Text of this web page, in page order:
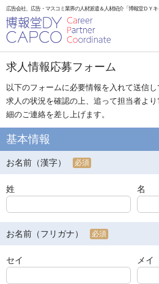
広告会社、広告・マスコミ業界の人材派遣＆人材紹介「博報堂ＤＹキ
求人情報応募フォーム
以下のフォームに必要情報を入れて送信し
求人の状況を確認の上、追って担当者よ
細のご連絡を差し上げます。
基本情報
お名前（漢字） 必須
姓 名
お名前（フリガナ） 必須
セイ メイ